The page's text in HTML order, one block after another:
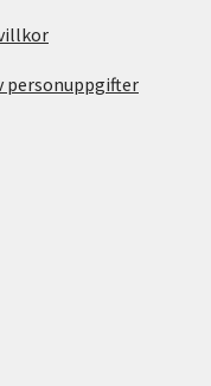
personuppgifter